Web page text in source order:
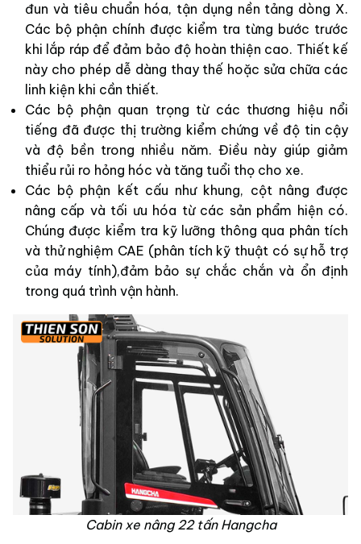
đun và tiêu chuẩn hóa, tận dụng nền tảng dòng X.
Các bộ phận chính được kiểm tra từng bước trước
khi lắp ráp để đảm bảo độ hoàn thiện cao. Thiết kế
này cho phép dễ dàng thay thế hoặc sửa chữa các
linh kiện khi cần thiết.
Các bộ phận quan trọng từ các thương hiệu nổi
tiếng đã được thị trường kiểm chứng về độ tin cậy
và độ bền trong nhiều năm. Điều này giúp giảm
thiểu rủi ro hỏng hóc và tăng tuổi thọ cho xe.
Các bộ phận kết cấu như khung, cột nâng được
nâng cấp và tối ưu hóa từ các sản phẩm hiện có.
Chúng được kiểm tra kỹ lưỡng thông qua phân tích
và thử nghiệm CAE (phân tích kỹ thuật có sự hỗ trợ
của máy tính),đảm bảo sự chắc chắn và ổn định
trong quá trình vận hành.
Cabin xe nâng 22 tấn Hangcha